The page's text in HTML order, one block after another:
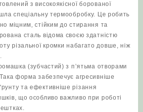
з високоякісної борованої
спеціальну термообробку. Це робить
міцним, стійким до стирання та
сталь відома своєю здатністю
різальної кромки набагато довше, ніж
(зубчастий) з п’ятьма отворами
форма забезпечує агресивніше
та ефективніше різання
що особливо важливо при роботі